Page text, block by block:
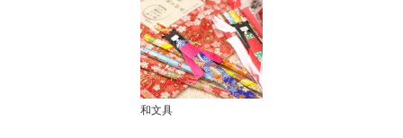
和文具